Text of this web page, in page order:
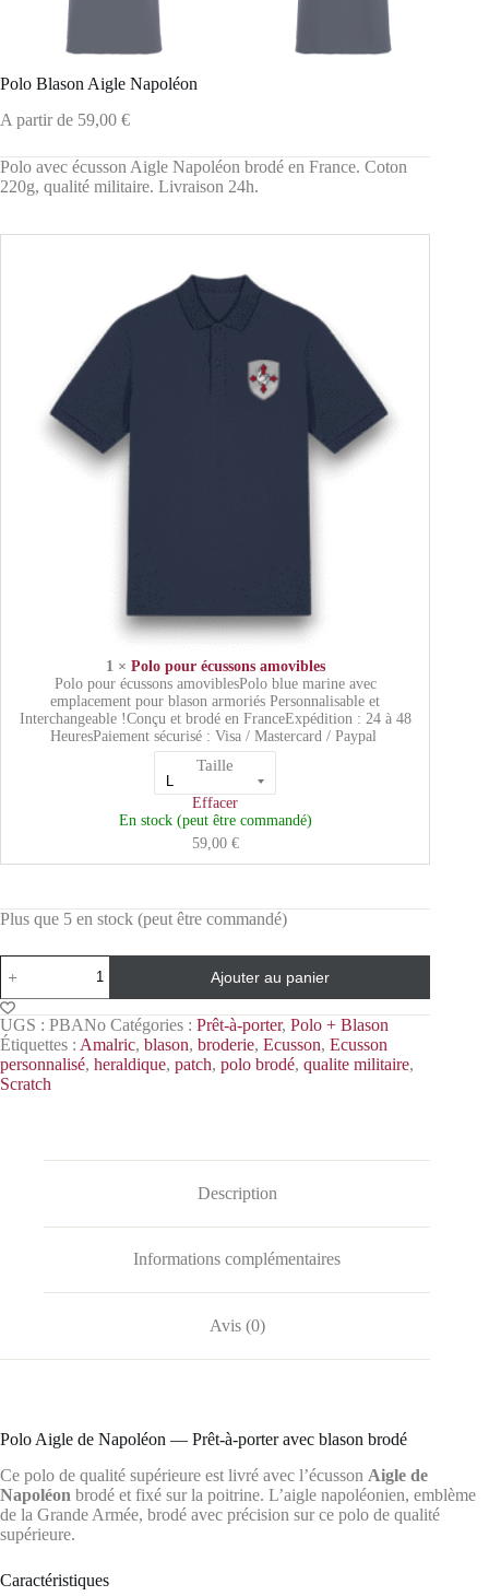
Polo Blason Aigle Napoléon
A partir de 59,00 €
Polo avec écusson Aigle Napoléon brodé en France. Coton
220g, qualité militaire. Livraison 24h.
1 × Polo pour écussons amovibles
Polo pour écussons amoviblesPolo blue marine avec
emplacement pour blason armoriés Personnalisable et
Interchangeable !Conçu et brodé en FranceExpédition : 24 à 48
HeuresPaiement sécurisé : Visa / Mastercard / Paypal
Taille
Effacer
En stock (peut être commandé)
59,00 €
Plus que 5 en stock (peut être commandé)
Ajouter au panier
UGS : PBANo Catégories : Prêt-à-porter, Polo + Blason
Étiquettes : Amalric, blason, broderie, Ecusson, Ecusson
personnalisé, heraldique, patch, polo brodé, qualite militaire,
Scratch
Description
Informations complémentaires
Avis (0)
Polo Aigle de Napoléon — Prêt-à-porter avec blason brodé
Ce polo de qualité supérieure est livré avec l’écusson Aigle de
Napoléon brodé et fixé sur la poitrine. L’aigle napoléonien, emblème
de la Grande Armée, brodé avec précision sur ce polo de qualité
supérieure.
Caractéristiques